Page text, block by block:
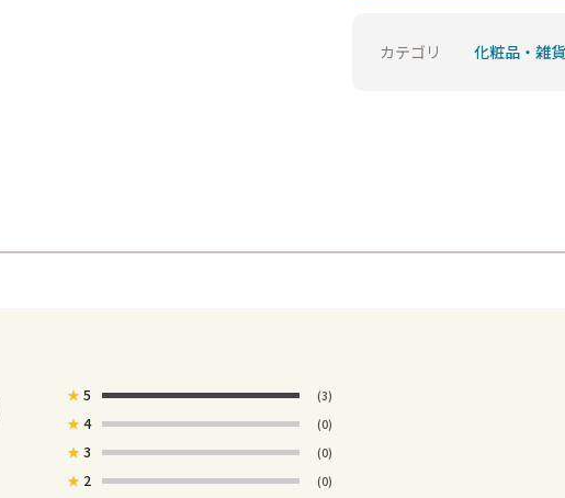
カテゴリ 化粧品・雑貨
★5 (3)
★4 (0)
★3 (0)
★ 2 (0)